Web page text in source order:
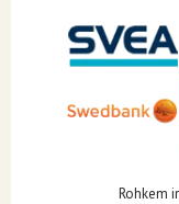
Rohkem